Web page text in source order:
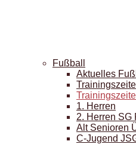
Fußball
Aktuelles
1. Herren
2. Herren SG
Alt Senioren
C-Jugend